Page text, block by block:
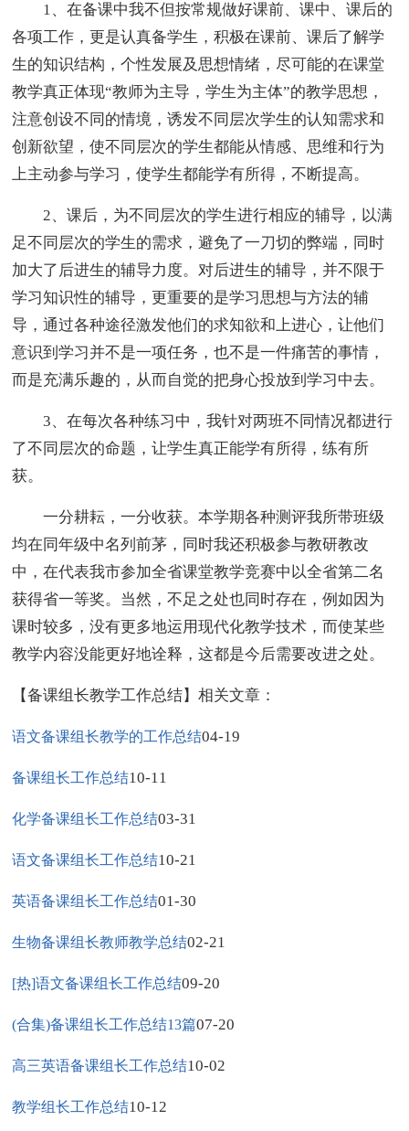
1、在备课中我不但按常规做好课前、课中、课后的
各项工作，更是认真备学生，积极在课前、课后了解学
生的知识结构，个性发展及思想情绪，尽可能的在课堂
教学真正体现“教师为主导，学生为主体”的教学思想，
注意创设不同的情境，诱发不同层次学生的认知需求和
创新欲望，使不同层次的学生都能从情感、思维和行为
上主动参与学习，使学生都能学有所得，不断提高。
2、课后，为不同层次的学生进行相应的辅导，以满
足不同层次的学生的需求，避免了一刀切的弊端，同时
加大了后进生的辅导力度。对后进生的辅导，并不限于
学习知识性的辅导，更重要的是学习思想与方法的辅
导，通过各种途径激发他们的求知欲和上进心，让他们
意识到学习并不是一项任务，也不是一件痛苦的事情，
而是充满乐趣的，从而自觉的把身心投放到学习中去。
3、在每次各种练习中，我针对两班不同情况都进行
了不同层次的命题，让学生真正能学有所得，练有所
获。
一分耕耘，一分收获。本学期各种测评我所带班级
均在同年级中名列前茅，同时我还积极参与教研教改
中，在代表我市参加全省课堂教学竞赛中以全省第二名
获得省一等奖。当然，不足之处也同时存在，例如因为
课时较多，没有更多地运用现代化教学技术，而使某些
教学内容没能更好地诠释，这都是今后需要改进之处。
【备课组长教学工作总结】相关文章：
语文备课组长教学的工作总结04-19
备课组长工作总结10-11
化学备课组长工作总结03-31
语文备课组长工作总结10-21
英语备课组长工作总结01-30
生物备课组长教师教学总结02-21
[热]语文备课组长工作总结09-20
(合集)备课组长工作总结13篇07-20
高三英语备课组长工作总结10-02
教学组长工作总结10-12